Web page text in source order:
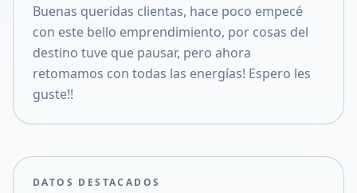
Buenas queridas clientas, hace poco empecé
con este bello emprendimiento, por cosas del
destino tuve que pausar, pero ahora
retomamos con todas las energías! Espero les
guste!!
DATOS DESTACADOS